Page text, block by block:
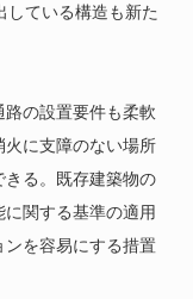
している構造も新た
の設置要件も柔軟
に支障のない場所
る。既存建築物の
関する基準の適用
を容易にする措置